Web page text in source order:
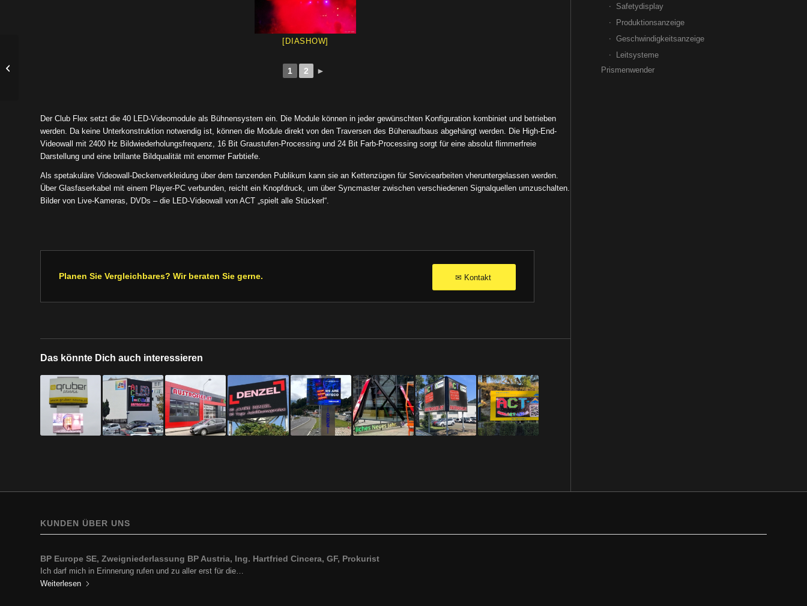
[DIASHOW]
1 2 ►
Der Club Flex setzt die 40 LED-Videomodule als Bühnensystem ein. Die Module können in jeder gewünschten Konfiguration kombiniet und betrieben
werden. Da keine Unterkonstruktion notwendig ist, können die Module direkt von den Traversen des Bühenaufbaus abgehängt werden. Die High-End-
Videowall mit 2400 Hz Bildwiederholungsfrequenz, 16 Bit Graustufen-Processing und 24 Bit Farb-Processing sorgt für eine absolut flimmerfreie
Darstellung und eine brillante Bildqualität mit enormer Farbtiefe.
Als spetakuläre Videowall-Deckenverkleidung über dem tanzenden Publikum kann sie an Kettenzügen für Servicearbeiten vheruntergelassen werden.
Über Glasfaserkabel mit einem Player-PC verbunden, reicht ein Knopfdruck, um über Syncmaster zwischen verschiedenen Signalquellen umzuschalten.
Bilder von Live-Kameras, DVDs – die LED-Videowall von ACT „spielt alle Stückerl“.
Planen Sie Vergleichbares? Wir beraten Sie gerne. ✉ Kontakt
Das könnte Dich auch interessieren
Safetydisplay
Produktionsanzeige
Geschwindigkeitsanzeige
Leitsysteme
Prismenwender
KUNDEN ÜBER UNS
BP Europe SE, Zweigniederlassung BP Austria, Ing. Hartfried Cincera, GF, Prokurist
Ich darf mich in Erinnerung rufen und zu aller erst für die…
Weiterlesen
PRO TECHNIK, Ing. Guido Bortoli, GF
Ich kaufe bei ACT, weil sie wissen, was sie tun! Bei bisher allen…
Weiterlesen